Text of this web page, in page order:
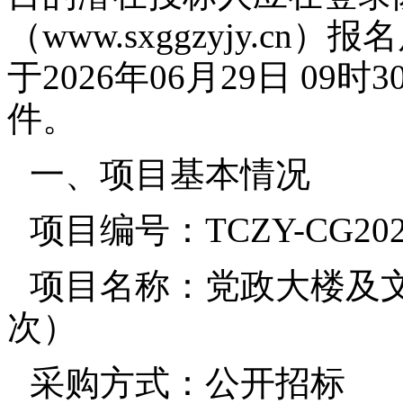
（www.sxggzyjy.cn）报
于2026年06月29日 09时
件。
一、项目基本情况
项目编号：TCZY-
项目名称：党政大楼及
次）
采购方式：公开招标